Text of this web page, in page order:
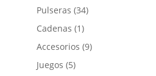
Pulseras (34)
Cadenas (1)
Accesorios (9)
Juegos (5)